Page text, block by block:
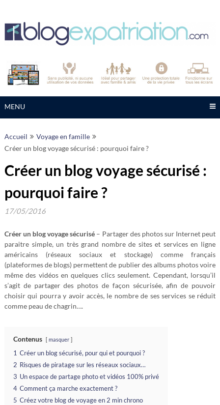
content
MENU
Accueil
Voyage en famille
Créer un blog voyage sécurisé : pourquoi faire ?
Créer un blog voyage sécurisé :
pourquoi faire ?
17/05/2016
Créer un blog voyage sécurisé – Partager des photos sur Internet peut
paraitre simple, un très grand nombre de sites et services en ligne
américains (réseaux sociaux et stockage) comme français
(plateformes de blogs) permettent de publier des albums photos voire
même des vidéos en quelques clics seulement. Cependant, lorsqu’il
s’agit de partager des photos de façon sécurisée, afin de pouvoir
choisir qui pourra y avoir accès, le nombre de ses services se réduit
comme peau de chagrin….
Contenus masquer
1 Créer un blog sécurisé, pour qui et pourquoi ?
2 Risques de piratage sur les réseaux sociaux…
3 Un espace de partage photo et vidéos 100% privé
4 Comment ça marche exactement ?
5 Créez votre blog de voyage en 2 min chrono